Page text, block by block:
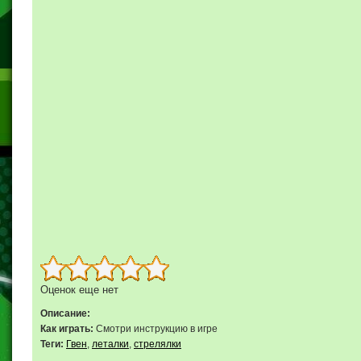
Оценок еще нет
Описание:
Как играть: Смотри инструкцию в игре
Теги: Гвен, леталки, стрелялки